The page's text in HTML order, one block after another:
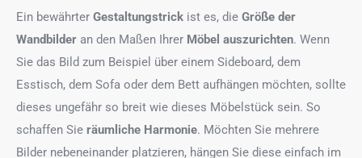
Ein bewährter Gestaltungstrick ist es, die Größe der
Wandbilder an den Maßen Ihrer Möbel auszurichten. Wenn
Sie das Bild zum Beispiel über einem Sideboard, dem
Esstisch, dem Sofa oder dem Bett aufhängen möchten, sollte
dieses ungefähr so breit wie dieses Möbelstück sein. So
schaffen Sie räumliche Harmonie. Möchten Sie mehrere
Bilder nebeneinander platzieren, hängen Sie diese einfach im